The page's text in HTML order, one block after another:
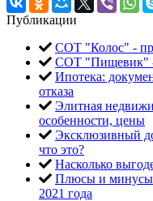
Публикации
СОТ "Колос" -
СОТ "Пищевик" -
Ипотека:
отказа
Элитная
особенности, цены
Эксклюзивный
что это?
Насколько
Плюсы и минусы
2021 года